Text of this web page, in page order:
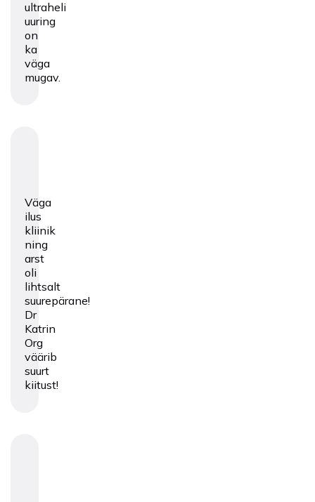
ultraheli
uuring
on
ka
väga
mugav.
Väga
ilus
kliinik
ning
arst
oli
lihtsalt
suurepärane!
Dr
Katrin
Org
väärib
suurt
kiitust!